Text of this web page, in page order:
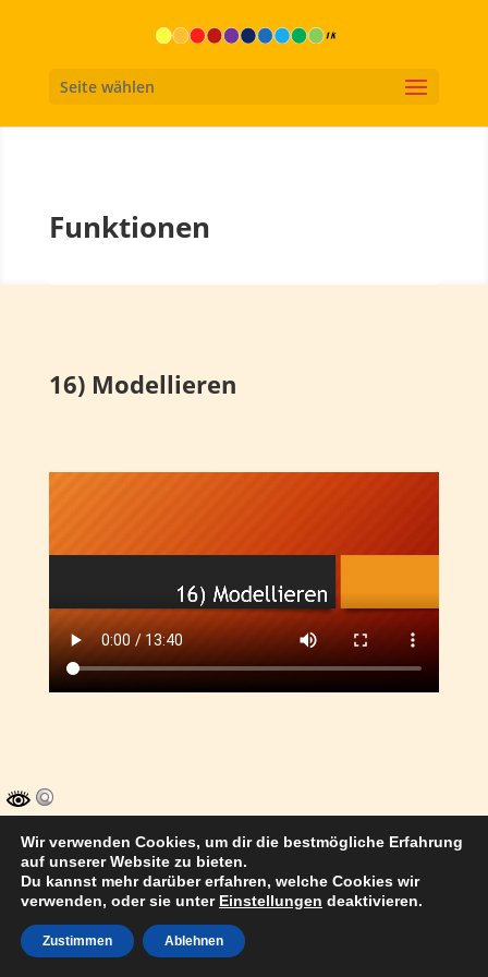
Seite wählen
Funktionen
16) Modellieren
© 2017 Thomas Kuhn Satteldorf
Wir verwenden Cookies, um dir die bestmögliche Erfahrung
auf unserer Website zu bieten.
Du kannst mehr darüber erfahren, welche Cookies wir
verwenden, oder sie unter Einstellungen deaktivieren.
Zustimmen Ablehnen